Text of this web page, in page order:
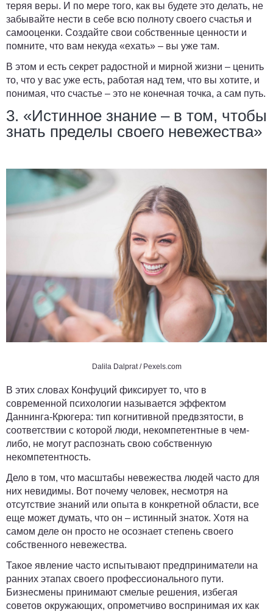
теряя веры. И по мере того, как вы будете это делать, не
забывайте нести в себе всю полноту своего счастья и
самооценки. Создайте свои собственные ценности и
помните, что вам некуда «ехать» – вы уже там.
В этом и есть секрет радостной и мирной жизни – ценить
то, что у вас уже есть, работая над тем, что вы хотите, и
понимая, что счастье – это не конечная точка, а сам путь.
3. «Истинное знание – в том, чтобы
знать пределы своего невежества»
Dalila Dalprat/ Pexels.com
В этих словах Конфуций фиксирует то, что в
современной психологии называется эффектом
Даннинга-Крюгера: тип когнитивной предвзятости, в
соответствии с которой люди, некомпетентные в чем-
либо, не могут распознать свою собственную
некомпетентность.
Дело в том, что масштабы невежества людей часто для
них невидимы. Вот почему человек, несмотря на
отсутствие знаний или опыта в конкретной области, все
еще может думать, что он – истинный знаток. Хотя на
самом деле он просто не осознает степень своего
собственного невежества.
Такое явление часто испытывают предприниматели на
ранних этапах своего профессионального пути.
Бизнесмены принимают смелые решения, избегая
советов окружающих, опрометчиво воспринимая их как